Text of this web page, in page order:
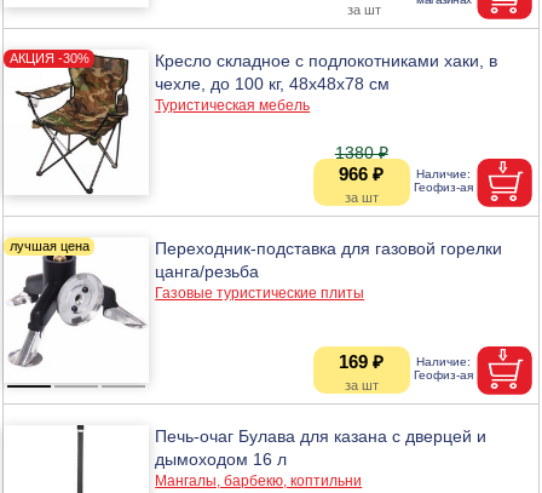
Кресло складное с подлокотниками хаки, в
чехле, до 100 кг, 48х48х78 см
Туристическая мебель
966 ₽
1380 ₽
Переходник-подставка для газовой горелки
цанга/резьба
Газовые туристические плиты
169 ₽
Печь-очаг Булава для казана с дверцей и
дымоходом 16 л
Мангалы, барбекю, коптильни